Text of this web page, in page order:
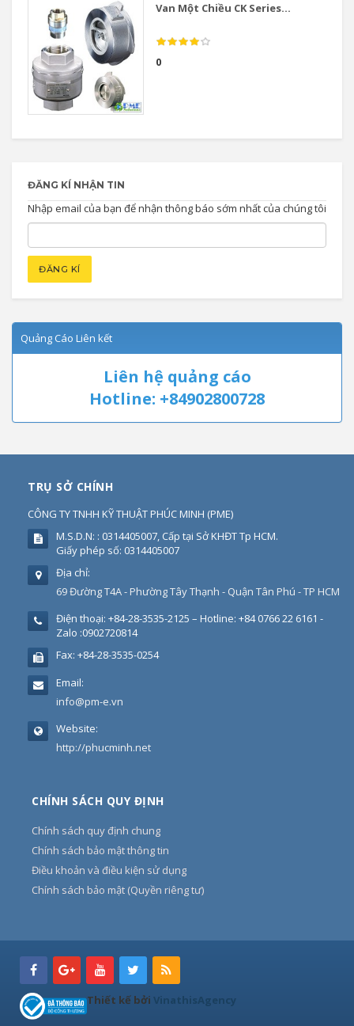
Van Một Chiều CK Series...
0
ĐĂNG KÍ NHẬN TIN
Nhập email của bạn để nhận thông báo sớm nhất của chúng tôi
Quảng Cáo Liên kết
Liên hệ quảng cáo
Hotline: +84902800728
TRỤ SỞ CHÍNH
CÔNG TY TNHH KỸ THUẬT PHÚC MINH (PME)
M.S.D.N: : 0314405007, Cấp tại Sở KHĐT Tp HCM.
Giấy phép số: 0314405007
Địa chỉ:
69 Đường T4A - Phường Tây Thạnh - Quận Tân Phú - TP HCM
Điện thoại: +84-28-3535-2125 – Hotline: +84 0766 22 6161 -
Zalo :0902720814
Fax: +84-28-3535-0254
Email:
info@pm-e.vn
Website:
http://phucminh.net
CHÍNH SÁCH QUY ĐỊNH
Chính sách quy định chung
Chính sách bảo mật thông tin
Điều khoản và điều kiện sử dụng
Chính sách bảo mật (Quyền riêng tư)
Thiết kế bởi VinathisAgency